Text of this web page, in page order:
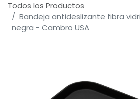
Todos los Productos
Bandeja antideslizante fibra
negra - Cambro USA